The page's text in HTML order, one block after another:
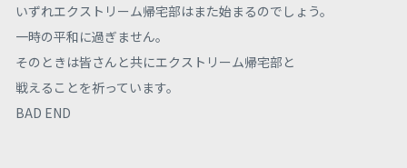
いずれエクストリーム帰宅部はまた始まるのでしょう。
一時の平和に過ぎません。
そのときは皆さんと共にエクストリーム帰宅部と
戦えることを祈っています。
BAD END